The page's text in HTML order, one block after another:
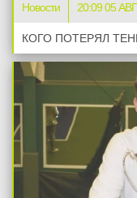
Новости 20:09 05
КОГО ПОТЕРЯЛ